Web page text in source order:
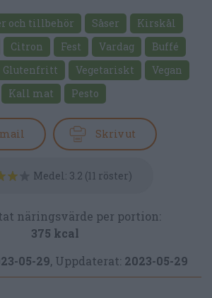
och tillbehör Såser
Kirskål
Citron Fest Vardag
Buffé
Glutenfritt Vegetariskt
Vegan
Kall mat
Pesto
Skriv ut
Medel: 3.2 (11 röster)
näringsvärde per portion:
375 kcal
05-29, Uppdaterat: 2023-05-29